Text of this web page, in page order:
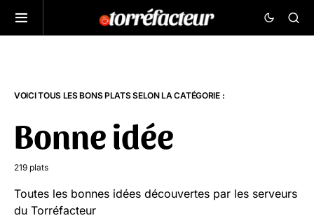
VOICI TOUS LES BONS PLATS SELON LA CATÉGORIE :
Bonne idée
219 plats
Toutes les bonnes idées découvertes par les serveurs
du Torréfacteur